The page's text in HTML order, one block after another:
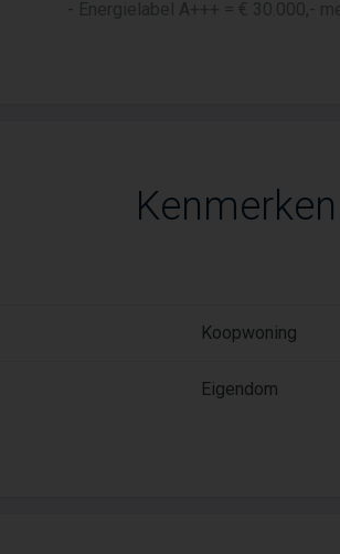
- Energielabel A+++ = € 30.000,-
Kenmerken
Koopwoning
Eigendom